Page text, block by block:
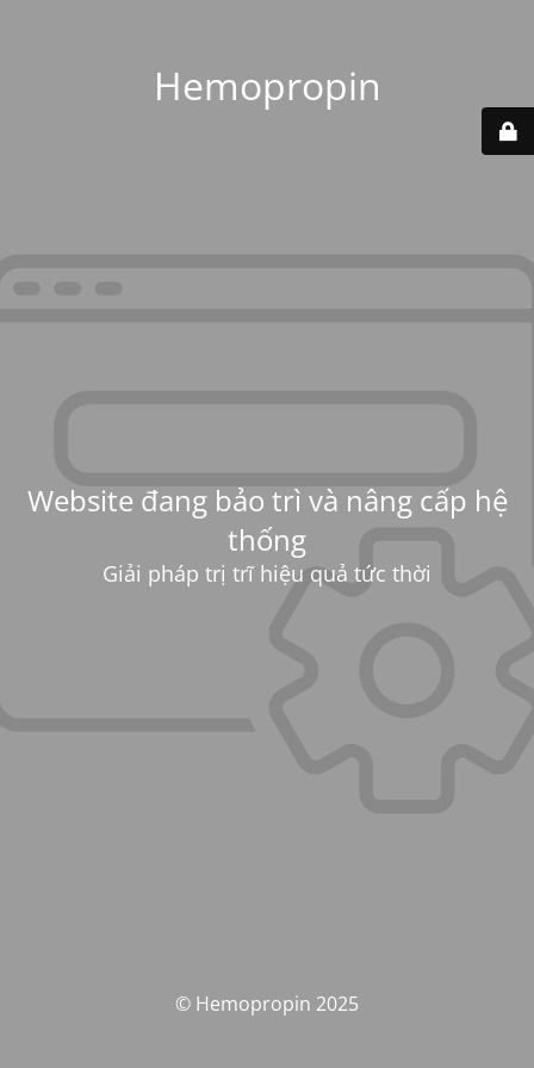
Hemopropin
Website đang bảo trì và nâng cấp hệ
thống
Giải pháp trị trĩ hiệu quả tức thời
© Hemopropin 2025